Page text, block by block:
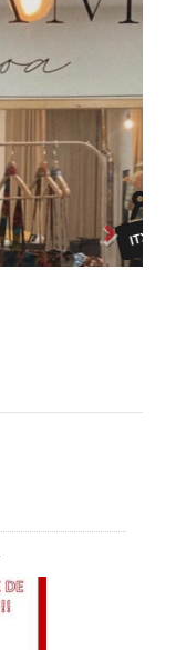
Next